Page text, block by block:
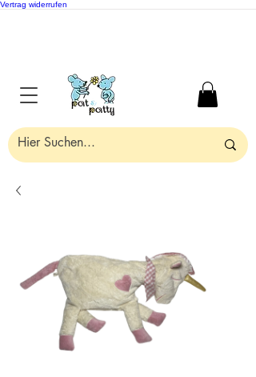
Vertrag widerrufen